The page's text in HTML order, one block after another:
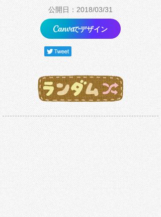
公開日：2018/03/31
でデザイン